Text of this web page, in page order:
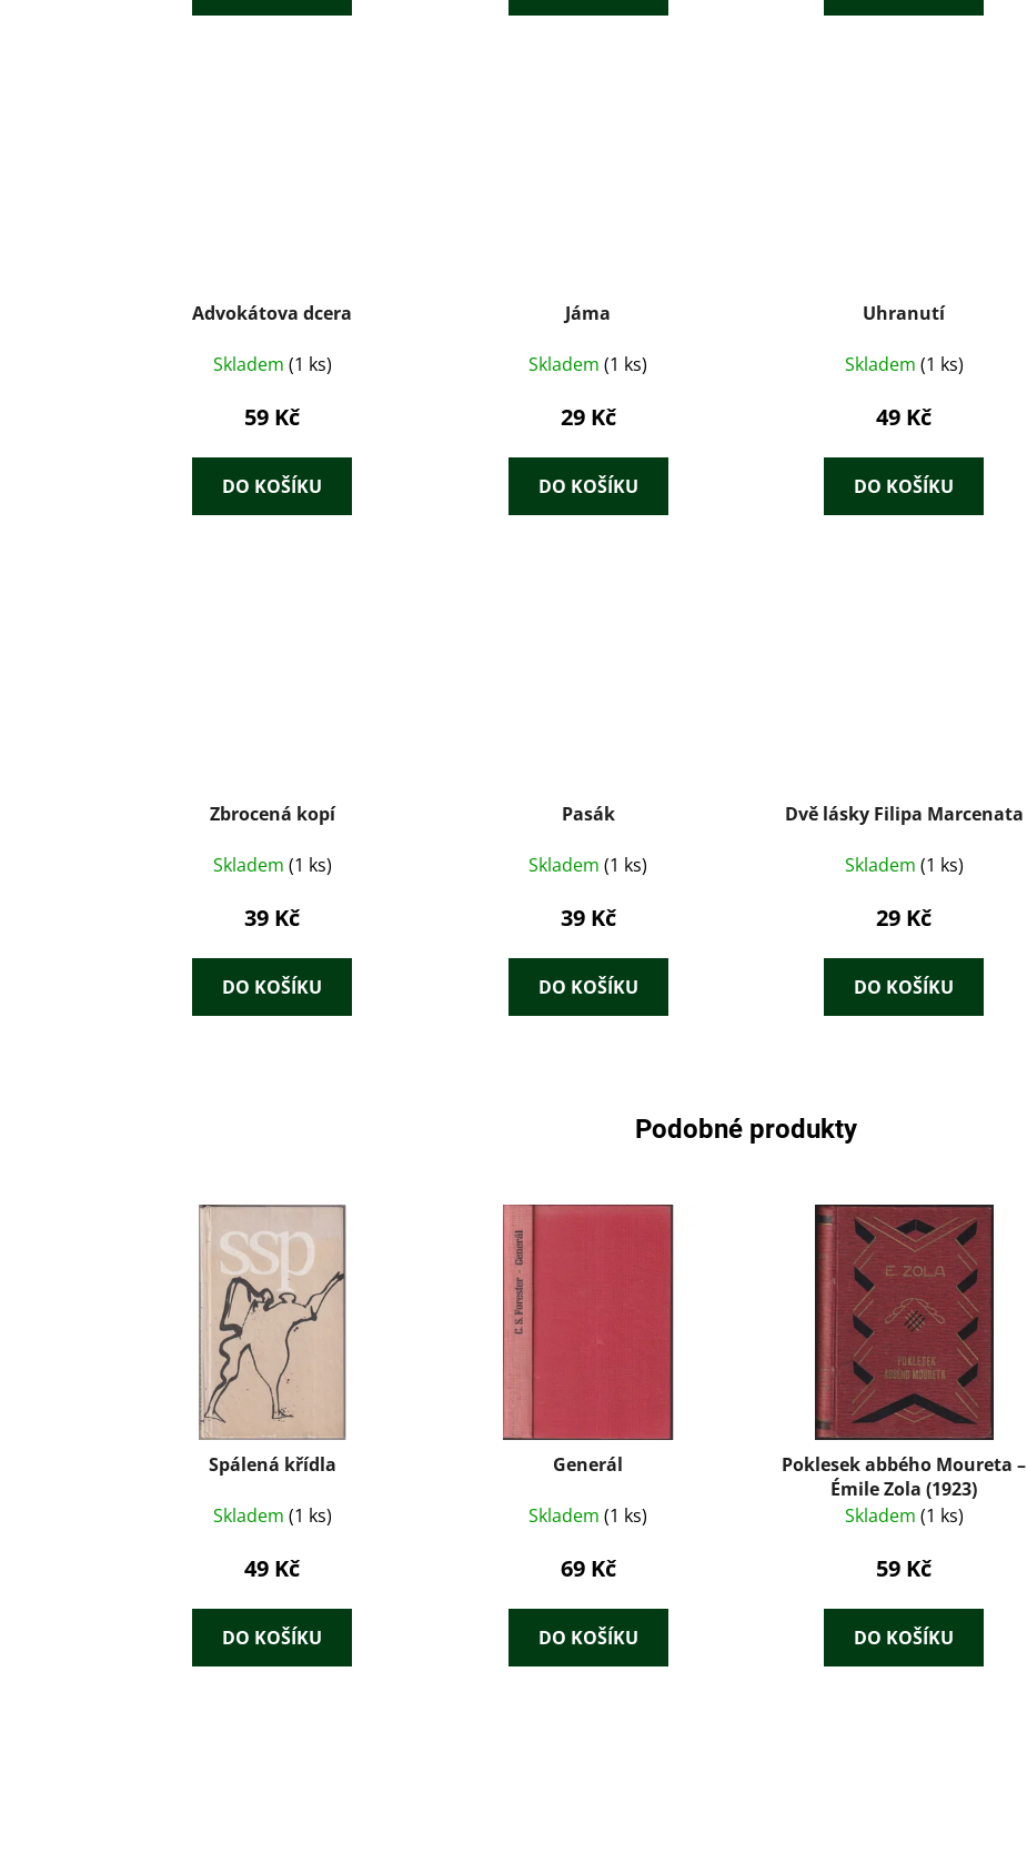
Advokátova dcera
Skladem (1 ks)
59 Kč
DO KOŠÍKU
Jáma
Skladem(1 ks)
29 Kč
DO KOŠÍKU
Uhranutí
Skladem (1 ks)
49 Kč
DO KOŠÍKU
Zbrocená kopí
Skladem (1 ks)
39 Kč
DO KOŠÍKU
Pasák
Skladem(1 ks)
39 Kč
DO KOŠÍKU
Dvě lásky Filipa Marcenata
Skladem (1 ks)
29 Kč
DO KOŠÍKU
Podobné produkty
Spálená křídla
Skladem (1 ks)
49 Kč
DO KOŠÍKU
Generál
Skladem(1 ks)
69 Kč
DO KOŠÍKU
Poklesek abbého Moureta –
Émile Zola (1923)
Skladem (1 ks)
59 Kč
DO KOŠÍKU